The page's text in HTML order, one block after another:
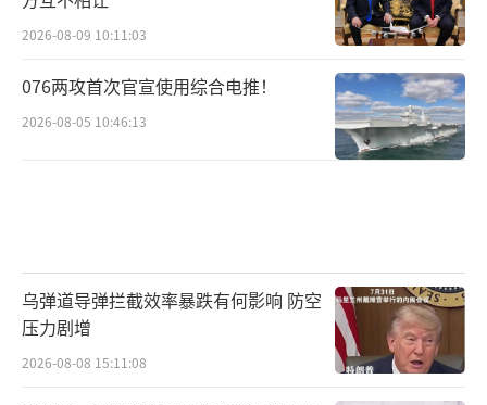
2026-08-09 10:11:03
076两攻首次官宣使用综合电推！
2026-08-05 10:46:13
乌弹道导弹拦截效率暴跌有何影响 防空
压力剧增
2026-08-08 15:11:08